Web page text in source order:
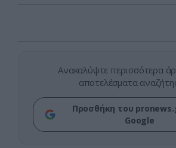
Ανακαλύψτε περισσότερα
αποτελέσματα
Προσθήκη του
Google